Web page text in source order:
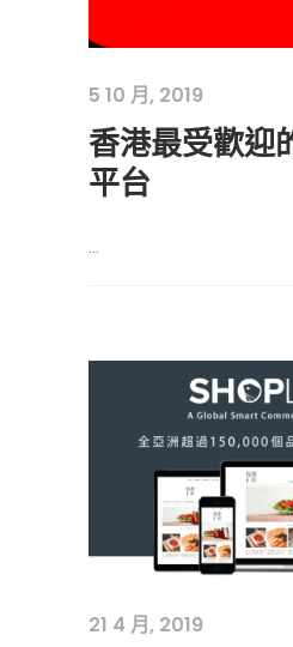
5 10 月, 2019
香港最受歡迎
平台
...
21 4 月, 2019